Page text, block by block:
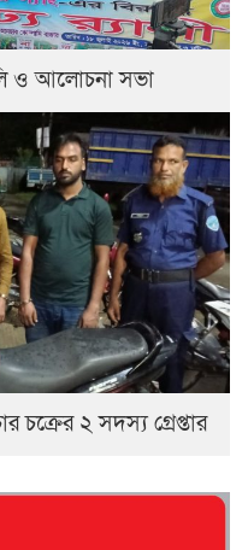
ও আলোচনা সভা
২ সদস্য গ্রেপ্তার